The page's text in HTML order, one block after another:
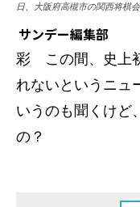
日、大阪府高槻市の関西将棋
サンデー編集部
彩 この間、史上
れないというニュ
いうのも聞くけど
の？